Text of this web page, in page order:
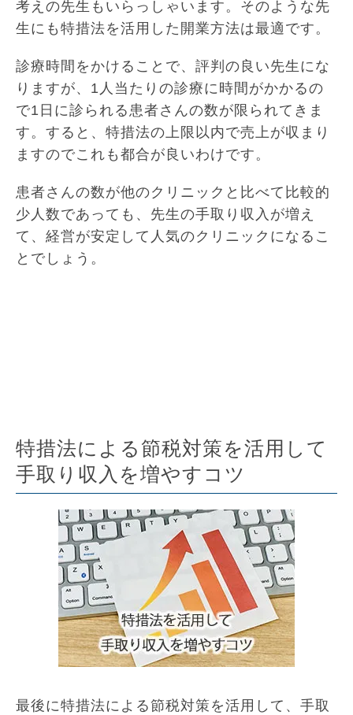
考えの先生もいらっしゃいます。そのような先
生にも特措法を活用した開業方法は最適です。
診療時間をかけることで、評判の良い先生にな
りますが、1人当たりの診療に時間がかかるの
で1日に診られる患者さんの数が限られてきま
す。すると、特措法の上限以内で売上が収まり
ますのでこれも都合が良いわけです。
患者さんの数が他のクリニックと比べて比較的
少人数であっても、先生の手取り収入が増え
て、経営が安定して人気のクリニックになるこ
とでしょう。
特措法による節税対策を活用して
手取り収入を増やすコツ
最後に特措法による節税対策を活用して、手取